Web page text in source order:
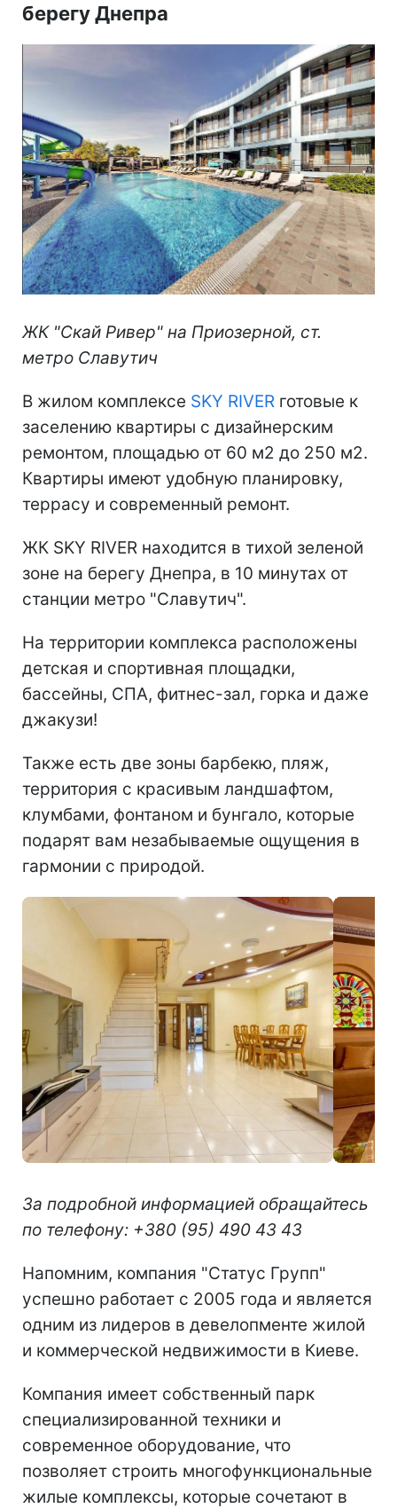
берегу Днепра
ЖК "Скай Ривер" на Приозерной, ст.
метро Славутич
В жилом комплексе SKY RIVER готовые к
заселению квартиры с дизайнерским
ремонтом, площадью от 60 м2 до 250 м2.
Квартиры имеют удобную планировку,
террасу и современный ремонт.
ЖК SKY RIVER находится в тихой зеленой
зоне на берегу Днепра, в 10 минутах от
станции метро "Славутич".
На территории комплекса расположены
детская и спортивная площадки,
бассейны, СПА, фитнес-зал, горка и даже
джакузи!
Также есть две зоны барбекю, пляж,
территория с красивым ландшафтом,
клумбами, фонтаном и бунгало, которые
подарят вам незабываемые ощущения в
гармонии с природой.
За подробной информацией обращайтесь
по телефону: +380 (95) 490 43 43
Напомним, компания "Статус Групп"
успешно работает с 2005 года и является
одним из лидеров в девелопменте жилой
и коммерческой недвижимости в Киеве.
Компания имеет собственный парк
специализированной техники и
современное оборудование, что
позволяет строить многофункциональные
жилые комплексы, которые сочетают в